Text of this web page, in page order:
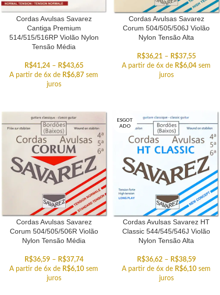
Cordas Avulsas Savarez
Cantiga Premium
514/515/516RP Violão Nylon
Tensão Média
R$41,24 – R$43,65
A partir de 6x de R$6,87 sem
juros
Cordas Avulsas Savarez
Corum 504/505/506J Violão
Nylon Tensão Alta
R$36,21 – R$37,55
A partir de 6x de R$6,04 sem
juros
Cordas Avulsas Savarez
Corum 504/505/506R Violão
Nylon Tensão Média
R$36,59 – R$37,74
A partir de 6x de R$6,10 sem
juros
ESGOT
ADO
Cordas Avulsas Savarez HT
Classic 544/545/546J Violão
Nylon Tensão Alta
R$36,62 – R$38,59
A partir de 6x de R$6,10 sem
juros